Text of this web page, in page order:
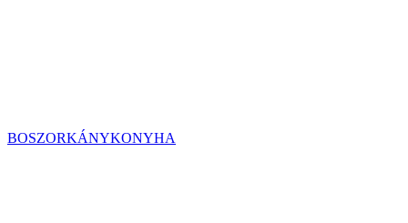
BOSZORKÁNYKONYHA